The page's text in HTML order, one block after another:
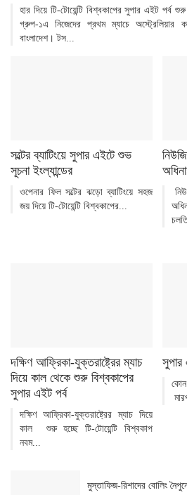
হার দিয়ে টি-টোয়েন্টি বিশ্বকাপের সুপার এইট
গ্রুপ-১এ নিজেদের প্রথম ম্যাচে অস্ট্রেলিয়ার
বাংলাদেশ। টস...
সল্টের ব্যাটিংয়ে সুপার এইটে শুভ
সূচনা ইংল্যান্ডের
ওপেনার ফিল সল্টের ঝড়ো ব্যাটিংয়ে সহজ
জয় দিয়ে টি-টোয়েন্টি বিশ্বকাপের...
দক্ষিণ আফ্রিকা-যুক্তরাষ্ট্রের ম্যাচ
দিয়ে কাল থেকে শুরু বিশ্বকাপের
সুপার এইট পর্ব
দক্ষিণ আফ্রিকা-যুক্তরাষ্ট্রের ম্যাচ দিয়ে
কাল শুরু হচ্ছে টি-টোয়েন্টি বিশ্বকাপ
নবম...
সুপার
মুস্তাফিজ-রিশাদের বোলিং